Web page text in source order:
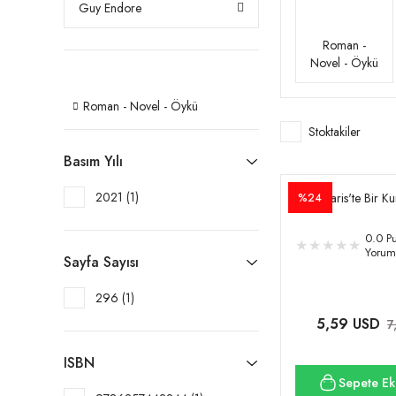
Guy Endore
Roman - Novel - Öykü
Basım Yılı
2021 (1)
Sayfa Sayısı
296 (1)
ISBN
Roman -
Novel - Öykü
Stoktakiler
%24 Paris'te Bir
0.0
Yorum
5,59 USD
Sepete